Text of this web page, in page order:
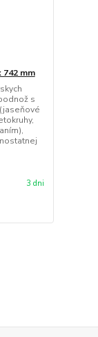
mm
s
3 dni